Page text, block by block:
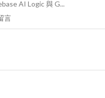
AI Logic 與 G...
言